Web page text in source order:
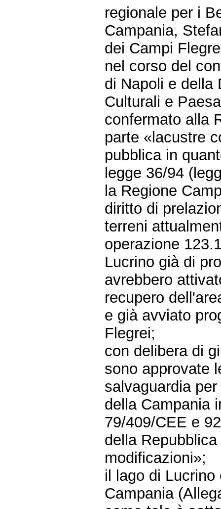
regionale per i
Campania,
dei Campi
nel corso del
di Napoli e della
Culturali e
confermato alla
parte «lacustre
pubblica in
legge 36/94
la Regione
diritto di
terreni
operazione
Lucrino già di
avrebbero
recupero
e già avviato
Flegrei;
con delibera di
sono approvate
salvaguardia
della Campania
79/409/CEE e
della
modificazioni»;
il lago di
Campania